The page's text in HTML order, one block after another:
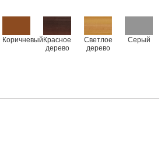
КоричневыйКрасное
дерево
Светлое
дерево
Серый